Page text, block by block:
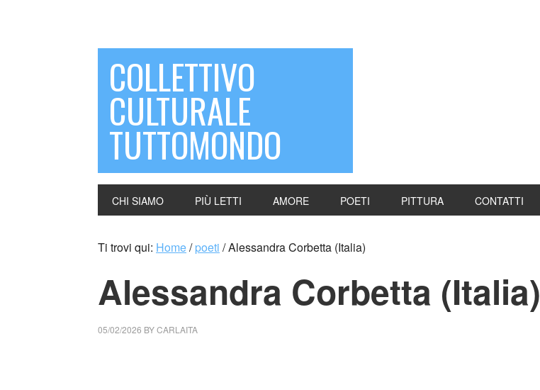
COLLETTIVO
CULTURALE
TUTTOMONDO
CHI SIAMO PIÙ LETTI AMORE POETI PITTURA CONTATTI
Ti trovi qui: Home/ poeti /Alessandra Corbetta (Italia)
Alessandra Corbetta (Italia)
05/02/2026 BYCARLAITA